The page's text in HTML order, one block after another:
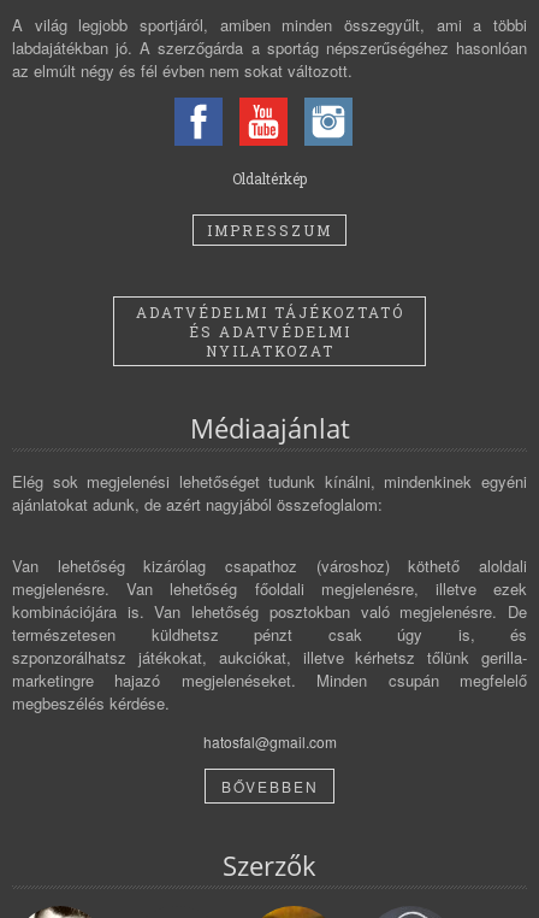
A világ legjobb sportjáról, amiben minden összegyűlt, ami a többi
labdajátékban jó. A szerzőgárda a sportág népszerűségéhez hasonlóan
az elmúlt négy és fél évben nem sokat változott.
Oldaltérkép
IMPRESSZUM
ADATVÉDELMI TÁJÉKOZTATÓ
ÉS ADATVÉDELMI
NYILATKOZAT
Médiaajánlat
Elég sok megjelenési lehetőséget tudunk kínálni, mindenkinek egyéni
ajánlatokat adunk, de azért nagyjából összefoglalom:
Van lehetőség kizárólag csapathoz (városhoz) köthető aloldali
megjelenésre. Van lehetőség főoldali megjelenésre, illetve ezek
kombinációjára is. Van lehetőség posztokban való megjelenésre. De
természetesen küldhetsz pénzt csak úgy is, és
szponzorálhatsz játékokat, aukciókat, illetve kérhetsz tőlünk gerilla-
marketingre hajazó megjelenéseket. Minden csupán megfelelő
megbeszélés kérdése.
hatosfal@gmail.com
BŐVEBBEN
Szerzők